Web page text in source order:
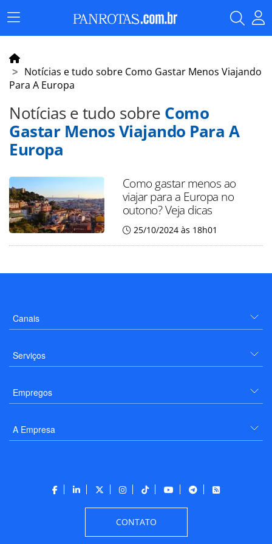
Menu
Principal
Notícias e tudo sobre Como Gastar Menos Viajando
Para A Europa
Notícias e tudo sobre Como
Gastar Menos Viajando Para A
Europa
Como gastar menos ao
viajar para a Europa no
outono? Veja dicas
25/10/2024 às 18h01
Canais
Serviços
Empregos
A Empresa
CONTATO